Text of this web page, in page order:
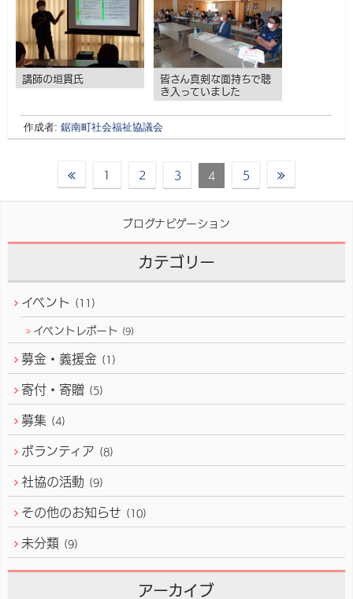
講師の垣貫氏 皆さん真剣な面持ちで聴
き入っていました
作成者: 鋸南町社会福祉協議会
« 1 2 3 4 5 »
ブログナビゲーション
カテゴリー
イベント (11)
イベントレポート (9)
募金・義援金 (1)
寄付・寄贈 (5)
募集 (4)
ボランティア (8)
社協の活動 (9)
その他のお知らせ (10)
未分類 (9)
アーカイブ